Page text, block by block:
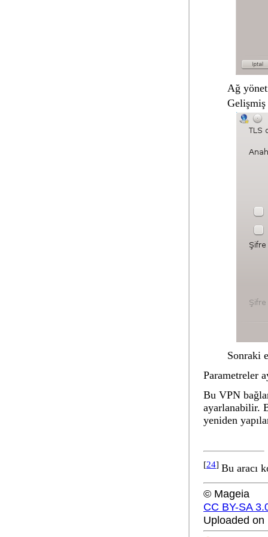
Ağ
Gelişmiş
Sonraki
Parametreler
Bu VPN
ayarlanabilir.
yeniden
[24] Bu aracı
© Mageia
CC BY-SA
Uploaded